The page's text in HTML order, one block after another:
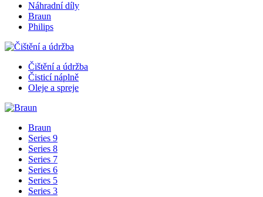
Náhradní díly
Braun
Philips
Čištění a údržba
Čisticí náplně
Oleje a spreje
Braun
Series 9
Series 8
Series 7
Series 6
Series 5
Series 3